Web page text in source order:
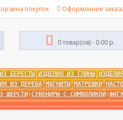
покупок Оформление
0 товар(ов) - 0.00 р.
БЕРЕСТЫ ИЗДЕЛИЯ ИЗ ГЛИНЫ
ИЗ ДЕРЕВА МАГНИТЫ МАТРЕШКИ
ШЕРСТИ СУВЕНИРЫ С СИМВОЛИКОЙ